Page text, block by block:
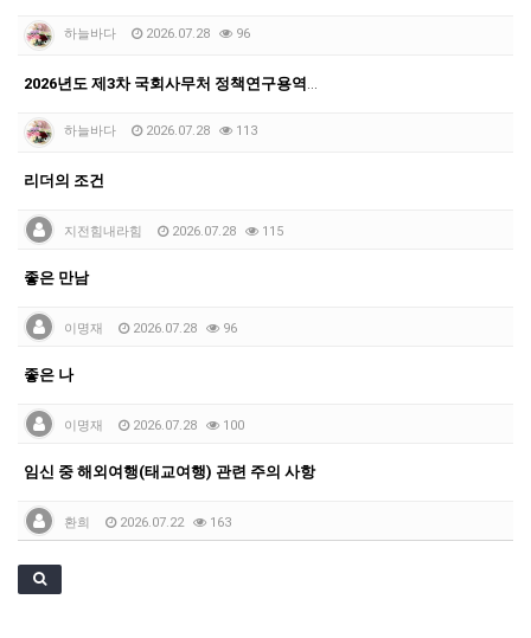
하늘바다 2026.07.28 96
하늘바다 2026.07.28 113
리더의 조건
지전힘내라힘 2026.07.28 115
좋은 만남
이명재 2026.07.28 96
좋은 나
이명재 2026.07.28 100
임신 중 해외여행(태교여행) 관련 주의 사항
환희 2026.07.22 163